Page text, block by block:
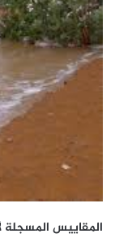
المقاييس المسجلة